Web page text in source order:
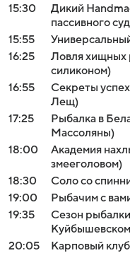
15:30
Дикий
пассивного
15:55
16:25
Ловля хищных
силиконом)
16:55
Секреты
Лещ)
17:25
Рыбалка в
Массоляны)
18:00
Академия
змееголовом)
18:30
Соло со
19:00
Рыбачим с
19:35
Сезон
20:05
Карповый